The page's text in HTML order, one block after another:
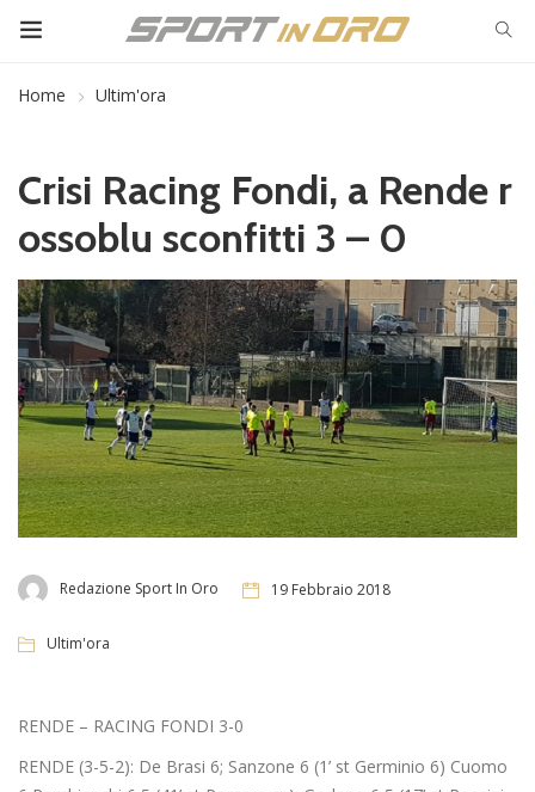
Home Ultim'ora
Crisi Racing Fondi, a Rende r
ossoblu sconfitti 3 – 0
Redazione Sport In Oro 19 Febbraio 2018
Ultim'ora
RENDE – RACING FONDI 3-0
RENDE (3-5-2): De Brasi 6; Sanzone 6 (1’ st Germinio 6) Cuomo